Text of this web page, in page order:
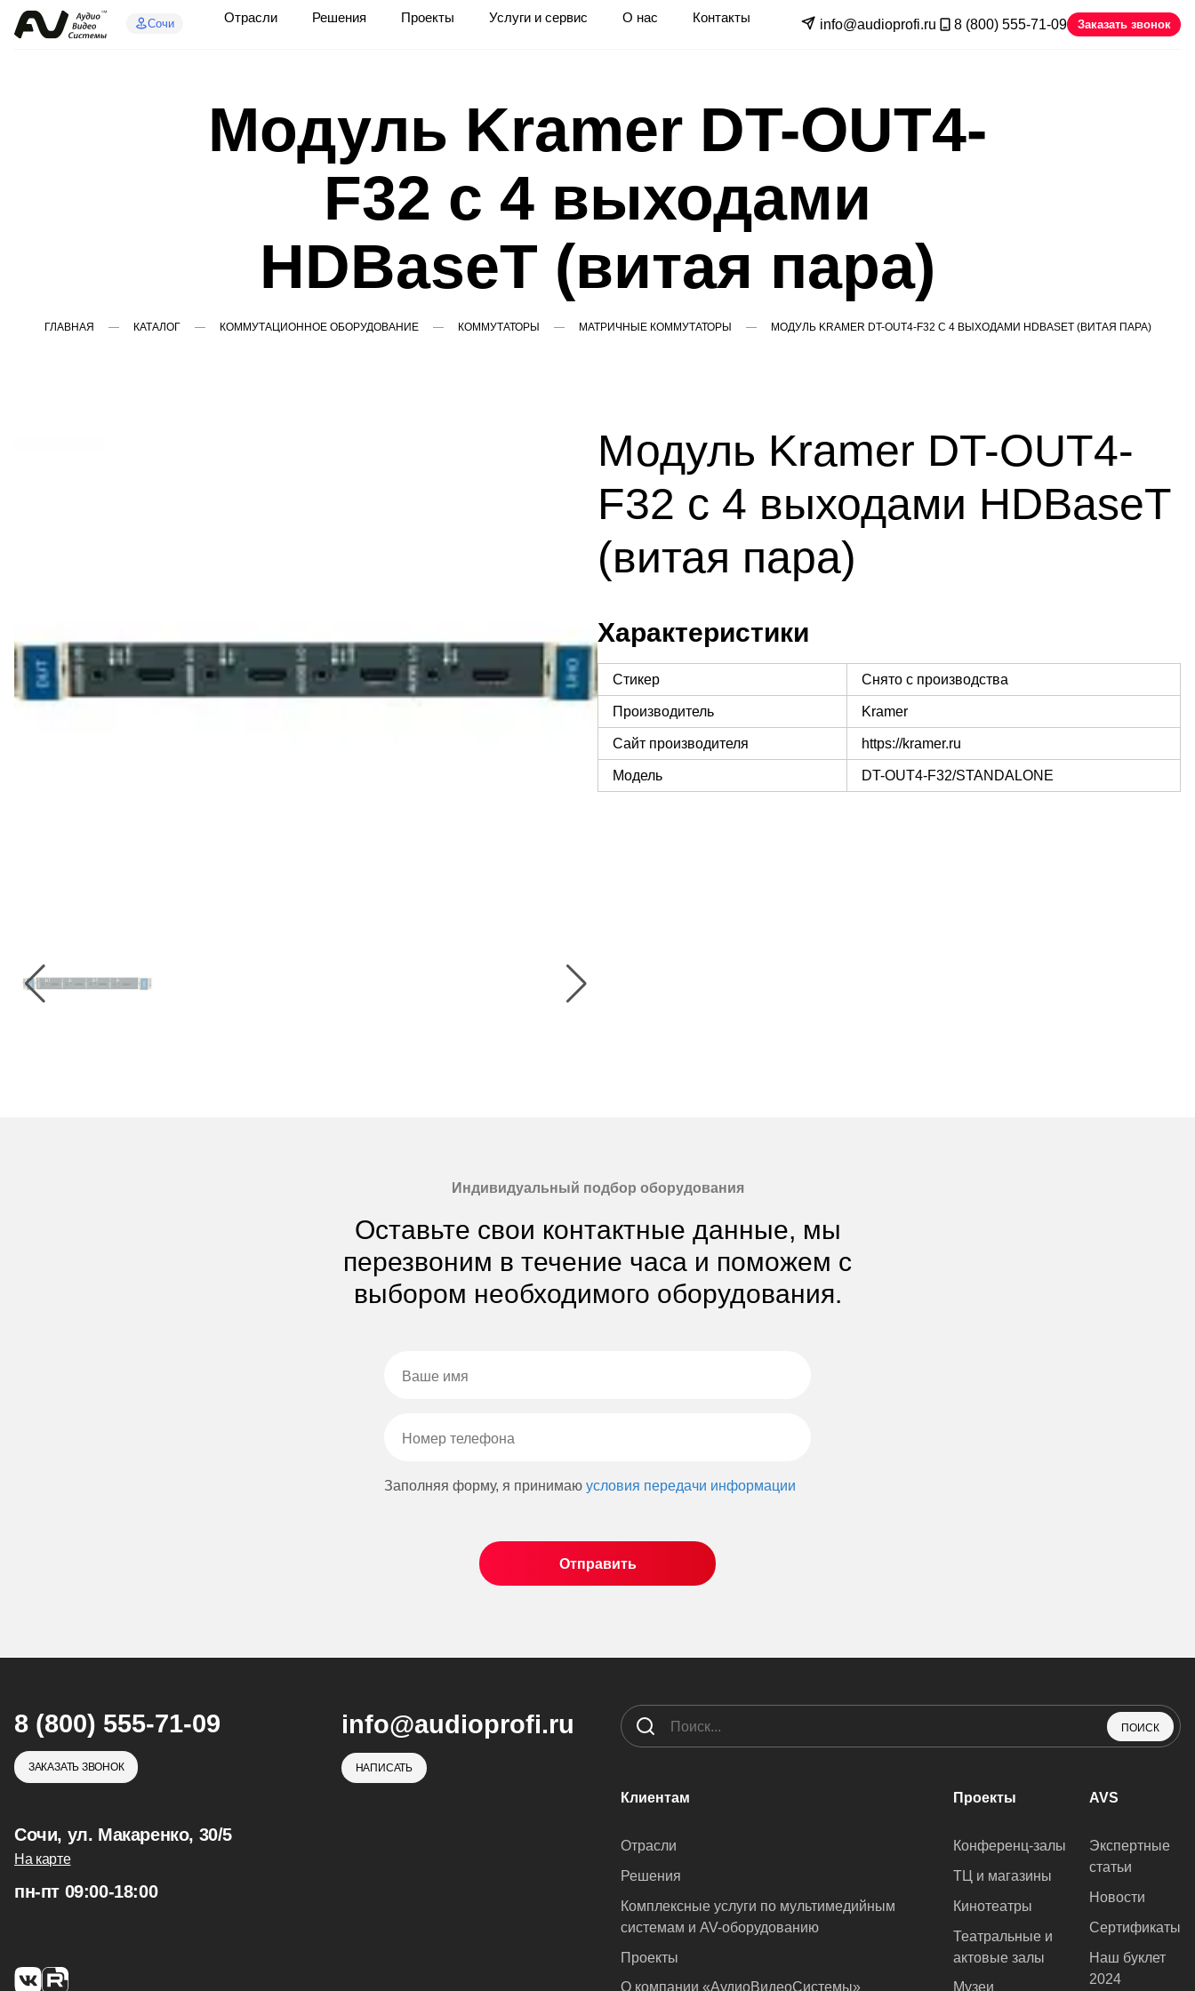
Сочи Отрасли Решения Проекты Услуги и сервис О нас Контакты info@audioprofi.ru 8 (800) 555-71-09 Заказать звонок
Модуль Kramer DT-OUT4-
F32 c 4 выходами
HDBaseT (витая пара)
ГЛАВНАЯ КАТАЛОГ КОММУТАЦИОННОЕ ОБОРУДОВАНИЕ КОММУТАТОРЫ МАТРИЧНЫЕ КОММУТАТОРЫ МОДУЛЬ KRAMER DT-OUT4-F32 C 4 ВЫХОДАМИ HDBASET (ВИТАЯ ПАРА)
Модуль Kramer DT-OUT4-
F32 c 4 выходами HDBaseT
(витая пара)
Характеристики
Стикер Снято с производства
Производитель Kramer
Сайт производителя https://kramer.ru
Модель DT-OUT4-F32/STANDALONE
Индивидуальный подбор оборудования
Оставьте свои контактные данные, мы
перезвоним в течение часа и поможем с
выбором необходимого оборудования.
Заполняя форму, я принимаю условия передачи информации
8 (800) 555-71-09
ЗАКАЗАТЬ ЗВОНОК
info@audioprofi.ru
НАПИСАТЬ
Сочи, ул. Макаренко, 30/5
На карте
пн-пт 09:00-18:00
ПОИСК
Клиентам
Отрасли
Решения
Комплексные услуги по мультимедийным
системам и AV-оборудованию
Проекты
О компании «АудиоВидеоСистемы»
Проекты
Конференц-залы
ТЦ и магазины
Кинотеатры
Театральные и
актовые залы
Музеи
AVS
Экспертные
статьи
Новости
Сертификаты
Наш буклет
2024